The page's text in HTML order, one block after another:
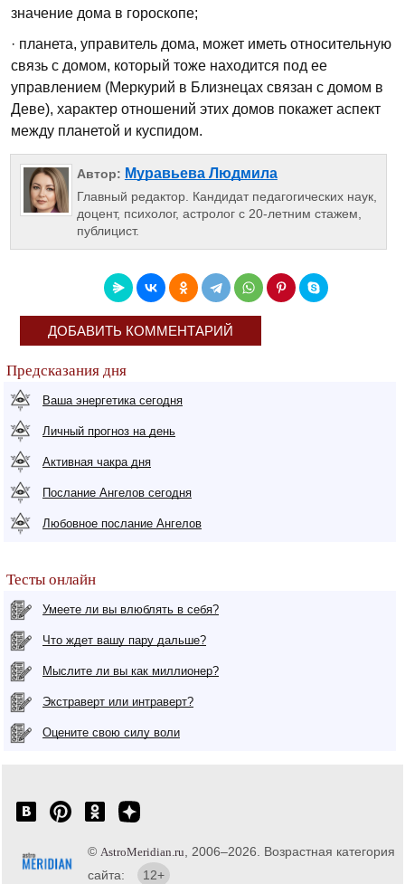
значение дома в гороскопе;
· планета, управитель дома, может иметь относительную
связь с домом, который тоже находится под ее
управлением (Меркурий в Близнецах связан с домом в
Деве), характер отношений этих домов покажет аспект
между планетой и куспидом.
Автор: Муравьева Людмила
Главный редактор. Кандидат педагогических наук,
доцент, психолог, астролог с 20-летним стажем,
публицист.
ДОБАВИТЬ КОММЕНТАРИЙ
Предсказания дня
Ваша энергетика сегодня
Личный прогноз на день
Активная чакра дня
Послание Ангелов сегодня
Любовное послание Ангелов
Тесты онлайн
Умеете ли вы влюблять в себя?
Что ждет вашу пару дальше?
Мыслите ли вы как миллионер?
Экстраверт или интраверт?
Оцените свою силу воли
© AstroMeridian.ru , 2006–2026. Возрастная категория
сайта:
12+